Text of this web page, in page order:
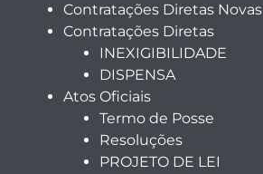
Contratações Diretas Novas
Contratações Diretas
INEXIGIBILIDADE
DISPENSA
Atos Oficiais
Termo de Posse
Resoluções
PROJETO DE LEI